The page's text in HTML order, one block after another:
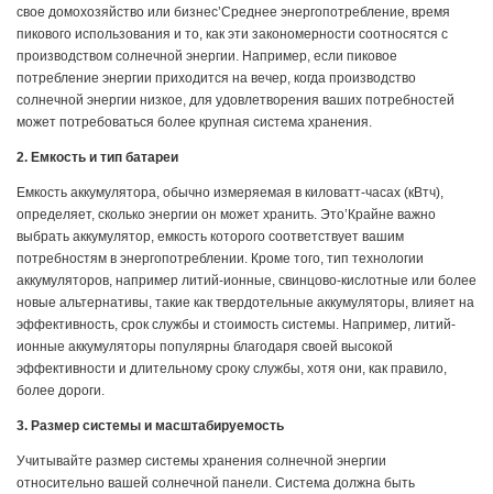
свое домохозяйство или бизнес’Среднее энергопотребление, время
пикового использования и то, как эти закономерности соотносятся с
производством солнечной энергии. Например, если пиковое
потребление энергии приходится на вечер, когда производство
солнечной энергии низкое, для удовлетворения ваших потребностей
может потребоваться более крупная система хранения.
2. Емкость и тип батареи
Емкость аккумулятора, обычно измеряемая в киловатт-часах (кВтч),
определяет, сколько энергии он может хранить. Это’Крайне важно
выбрать аккумулятор, емкость которого соответствует вашим
потребностям в энергопотреблении. Кроме того, тип технологии
аккумуляторов, например литий-ионные, свинцово-кислотные или более
новые альтернативы, такие как твердотельные аккумуляторы, влияет на
эффективность, срок службы и стоимость системы. Например, литий-
ионные аккумуляторы популярны благодаря своей высокой
эффективности и длительному сроку службы, хотя они, как правило,
более дороги.
3. Размер системы и масштабируемость
Учитывайте размер системы хранения солнечной энергии
относительно вашей солнечной панели. Система должна быть